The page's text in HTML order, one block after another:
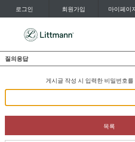
로그인 회원가입 마이페이
질의응답
게시글 작성 시 입력한 비밀번호
목록